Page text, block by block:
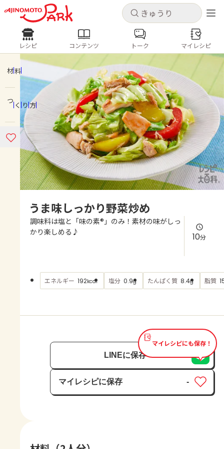
キャンセル
ログインするとレシピを保存できます
ログイン 新規登録
ホーム
コンテンツ
レシピ
よくあるお問い合わせ
AJINOMOTO PARK とは
キャンセル
レシピ コンテンツ
人気の食材・レシピ
きゅうり なす トマト
とうもろこし
ピーマン
みょうが ゴーヤ
レシピ コンテンツ トーク マイレシピ
材料
つくり方
うま味しっかり野菜炒め
調味料は塩と「味の素®」のみ！素材の味がしっ
かり楽しめる♪
10分
エネルギー 192kcal 塩分 0.9g たんぱく質 8.4g 脂質
マイレシピにも保存！
LINEに保存
マイレシピに保存
保存済み
-